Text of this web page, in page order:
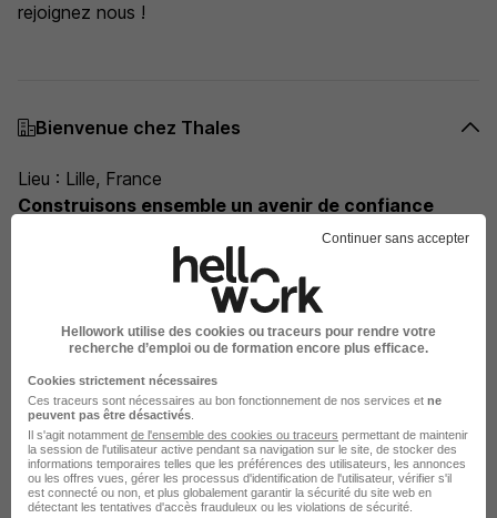
rejoignez nous !
Bienvenue chez Thales
Lieu : Lille, France
Construisons ensemble un avenir de confiance
Thales est un leader mondial des hautes technologies
spécialisé dans trois secteurs d'activité : Défense &
Sécurité, Aéronautique & Spatial, et Cyber & Digital. Il
développe des produits et solutions qui contribuent à un
monde plus sûr, plus respectueux de l'environnement et
d'euros par an en Recherche & Développement,
notamment dans des domaines clés de l'innovation tels
que l'IA, la cybersécurité, le quantique, les technologies
du cloud et la 6G. Thales compte près de 81 000
collaborateurs dans 68 pays.
Continuer sans accepter
Hellowork utilise des cookies ou traceurs pour rendre votre
recherche d’emploi ou de formation encore plus efficace.
Cookies strictement nécessaires
Ces traceurs sont nécessaires au bon fonctionnement de nos services et ne
peuvent pas être désactivés
Il s'agit notamment de l'ensemble des cookies ou traceurs permettant de maintenir
la session de l'utilisateur active pendant sa navigation sur le site, de stocker des
informations temporaires telles que les préférences des utilisateurs, les annonces
ou les offres vues, gérer les processus d'identification de l'utilisateur, vérifier s'il
est connecté ou non, et plus globalement garantir la sécurité du site web en
détectant les tentatives d'accès frauduleux ou les violations de sécurité.